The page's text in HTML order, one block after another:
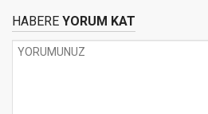
HABERE YORUM KAT